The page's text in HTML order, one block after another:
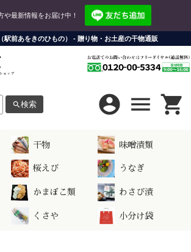
や最新情報をお届け中！
駅前あをきのひもの） - 贈り物・お土産の干物通販
search 検索 account_circle menu shopping_cart
お支払い方法について
配送方法・送料について
ショップについて
株式会社アオキ産業
LINEログイン
ョップ会員の登録・ログインが必要になります。
ショップ会員
干物 味噌漬類
桜えび うなぎ
かまぼこ類 わさび漬
くさや 小分け袋